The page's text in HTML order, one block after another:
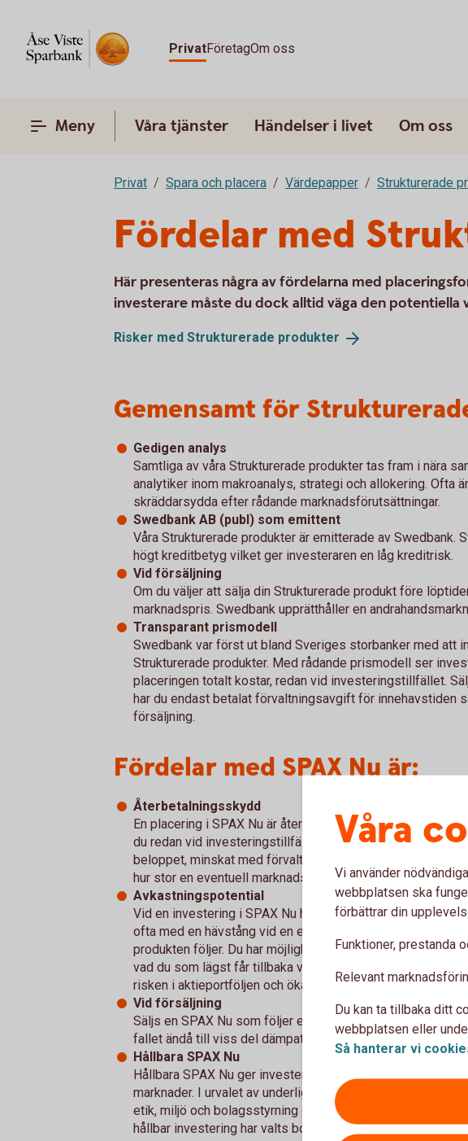
PrivatFöretagOm oss
Meny Våra tjänster Händelser i livet Om oss
Privat Spara och placera Värdepapper Strukturerade
Fördelar med
Här presenteras några av fördelarna med
investerare måste du dock alltid väga den
Risker med Strukturerade produkter
Gemensamt för
Gedigen analys
Samtliga av våra Strukturerade produkter tas fram i nära
analytiker inom makroanalys, strategi och allokering. Ofta
skräddarsydda efter rådande marknadsförutsättningar.
Swedbank AB (publ) som emittent
Våra Strukturerade produkter är emitterade av Swedbank.
högt kreditbetyg vilket ger investeraren en låg kreditrisk.
Vid försäljning
Om du väljer att sälja din Strukturerade produkt före
marknadspris. Swedbank upprätthåller en
Transparant prismodell
Swedbank var först ut bland Sveriges storbanker med att
Strukturerade produkter. Med rådande prismodell ser
placeringen totalt kostar, redan vid investeringstillfället.
har du endast betalat förvaltningsavgift för innehavstiden
försäljning.
Fördelar med SPAX Nu är:
Återbetalningsskydd
En placering i SPAX Nu är återbetalningsskyddad.
du redan vid investeringstillfället känner till att du som
beloppet, minskat med förvaltningsavgiften, på
hur stor en eventuell marknadsnedgång skulle bli.
Avkastningspotential
Vid en investering i SPAX Nu har du en exponering mot
ofta med en hävstång vid en eventuell uppgång i det
produkten följer. Du har möjlighet att följa med vid uppgång
vad du som lägst får tillbaka vid nedgång, en attraktiv
risken i aktieportföljen och öka potentialen i
Vid försäljning
Säljs en SPAX Nu som följer en underliggande marknad
fallet ändå till viss del dämpats tack vare produktens
Hållbara SPAX Nu
Hållbara SPAX Nu ger investerare möjlighet att följa
marknader. I urvalet av underliggande marknad har extra
etik, miljö och bolagsstyrning och bolag som inte lever
hållbar investering har valts bort.
Våra
Vi använder
webbplatsen ska
förbättrar din
Funktioner, prestanda
Relevant
Du kan ta tillbaka ditt
webbplatsen eller
Så hanterar vi